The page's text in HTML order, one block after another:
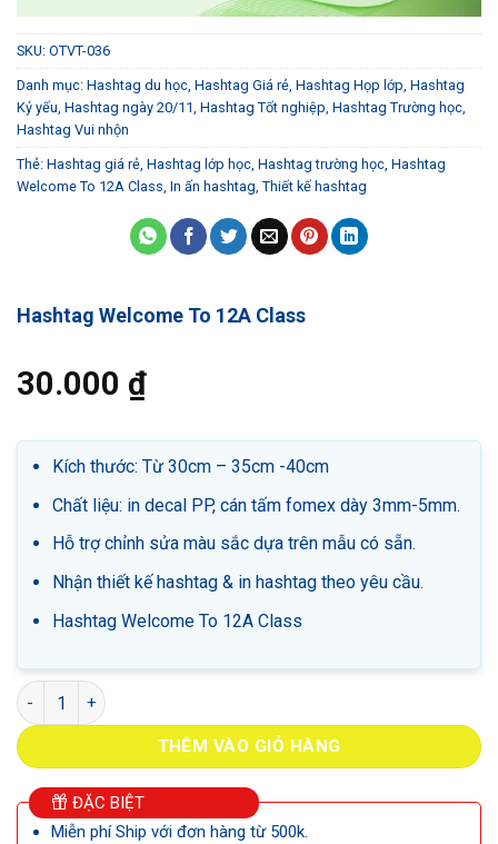
SKU: OTVT-036
Danh mục: Hashtag du học Hashtag Giá rẻ Hashtag Họp lớp Hashtag
Kỷ yếu Hashtag ngày 20/11 Hashtag Tốt nghiệp Hashtag Trường học
Hashtag Vui nhộn
Thẻ: Hashtag giá rẻ Hashtag lớp học Hashtag trường học Hashtag
Welcome To 12A Class In ấn hashtag Thiết kế hashtag
Hashtag Welcome To 12A Class
30.000 ₫
Kích thước: Từ 30cm – 35cm -40cm
Chất liệu: in decal PP, cán tấm fomex dày 3mm-5mm.
Hỗ trợ chỉnh sửa màu sắc dựa trên mẫu có sẵn.
Nhận thiết kế hashtag & in hashtag theo yêu cầu.
Hashtag Welcome To 12A Class
Hashtag Welcome To 12A Class số lượng
THÊM VÀO GIỎ HÀNG
ĐẶC BIỆT
Miễn phí Ship với đơn hàng từ 500k.